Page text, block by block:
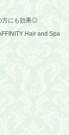
方にも効果◎
Hair and Spa